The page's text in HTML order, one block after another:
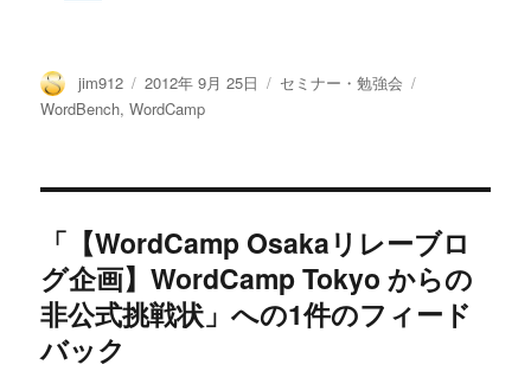
投
稿
jim912
投
稿
2012年 9月 25日
カ
セミナー・勉強会
WordBench,WordCamp
「【WordCamp Osakaリレーブロ
グ企画】WordCamp Tokyo からの
非公式挑戦状」への1件のフィード
バック